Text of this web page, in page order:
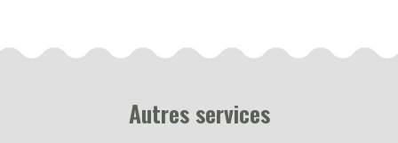
Autres services